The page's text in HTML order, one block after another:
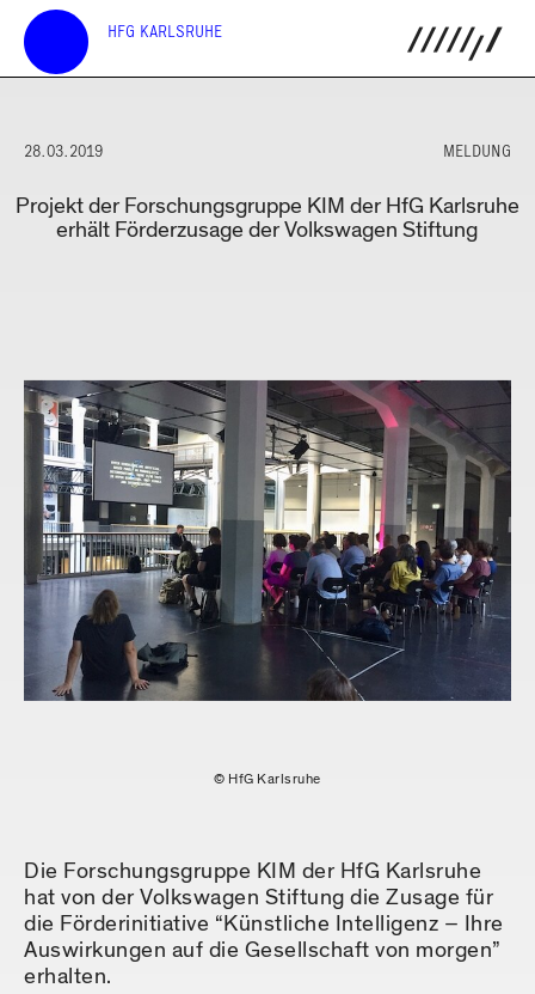
HFG KARLSRUHE
28.03.2019 MELDUNG
Projekt der Forschungsgruppe KIM der HfG Karlsruhe
erhält Förderzusage der Volkswagen Stiftung
© HfG Karlsruhe
Die Forschungsgruppe KIM der HfG Karlsruhe
hat von der Volkswagen Stiftung die Zusage für
die Förderinitiative “Künstliche Intelligenz – Ihre
Auswirkungen auf die Gesellschaft von morgen”
erhalten.